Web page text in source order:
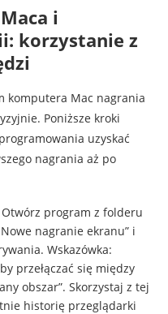
i
korzystanie z
komputera Mac nagrania
Poniższe kroki
uzyskać
nagrania aż po
Otwórz program z folderu
nagranie ekranu” i
Wskazówka:
przełączać się między
obszar”. Skorzystaj z tej
historię przeglądarki